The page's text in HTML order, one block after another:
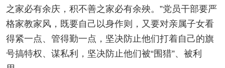
之家必有余庆，积不善之家必有余殃。”党员干部要严
格家教家风，既要自己以身作则，又要对亲属子女看
得紧一点、管得勤一点，坚决防止他们打着自己的旗
号搞特权、谋私利，坚决防止他们被“围猎”、被利